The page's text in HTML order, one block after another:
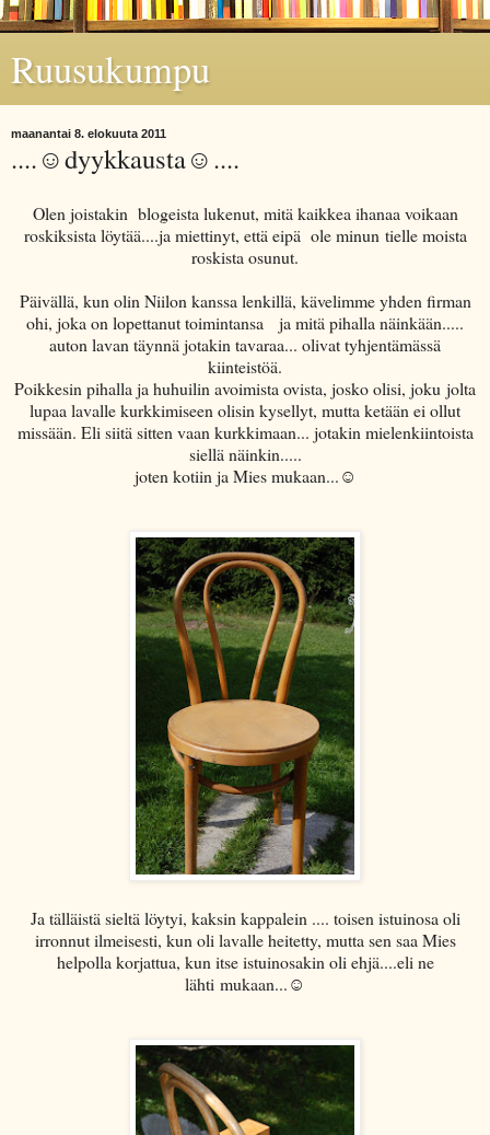
Ruusukumpu
maanantai 8. elokuuta 2011
....☺dyykkausta☺....
Olen joistakin blogeista lukenut, mitä kaikkea ihanaa voikaan
roskiksista löytää....ja miettinyt, että eipä ole minun tielle moista
roskista osunut.
Päivällä, kun olin Niilon kanssa lenkillä, kävelimme yhden firman
ohi, joka on lopettanut toimintansa ja mitä pihalla näinkään.....
auton lavan täynnä jotakin tavaraa... olivat tyhjentämässä
kiinteistöä.
Poikkesin pihalla ja huhuilin avoimista ovista, josko olisi, joku jolta
lupaa lavalle kurkkimiseen olisin kysellyt, mutta ketään ei ollut
missään. Eli siitä sitten vaan kurkkimaan... jotakin mielenkiintoista
siellä näinkin.....
joten kotiin ja Mies mukaan...☺
Ja tälläistä sieltä löytyi, kaksin kappalein .... toisen istuinosa oli
irronnut ilmeisesti, kun oli lavalle heitetty, mutta sen saa Mies
helpolla korjattua, kun itse istuinosakin oli ehjä....eli ne
lähti mukaan...☺